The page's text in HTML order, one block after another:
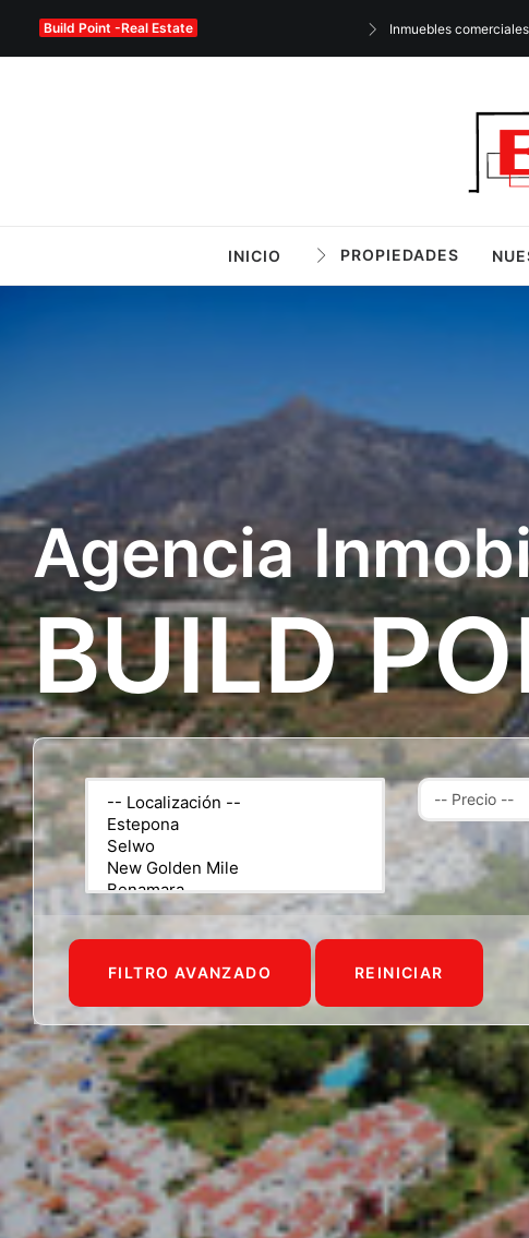
Build Point -Real Estate Inmuebles comerciales
INICIO PROPIEDADES
Agencia
BUILD
FILTRO AVANZADO REINICIAR